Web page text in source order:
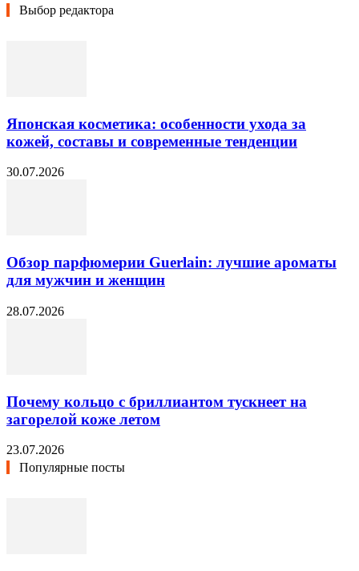
Выбор редактора
Японская косметика: особенности ухода за
кожей, составы и современные тенденции
30.07.2026
Обзор парфюмерии Guerlain: лучшие ароматы
для мужчин и женщин
28.07.2026
Почему кольцо с бриллиантом тускнеет на
загорелой коже летом
23.07.2026
Популярные посты